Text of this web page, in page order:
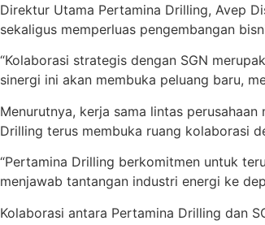
Direktur Utama Pertamina Drilling, Avep
sekaligus memperluas pengembangan
“Kolaborasi strategis dengan SGN
sinergi ini akan membuka peluang baru,
Menurutnya, kerja sama lintas
Drilling terus membuka ruang kolaborasi
“Pertamina Drilling berkomitmen untuk
menjawab tantangan industri energi ke
Kolaborasi antara Pertamina Drilling dan